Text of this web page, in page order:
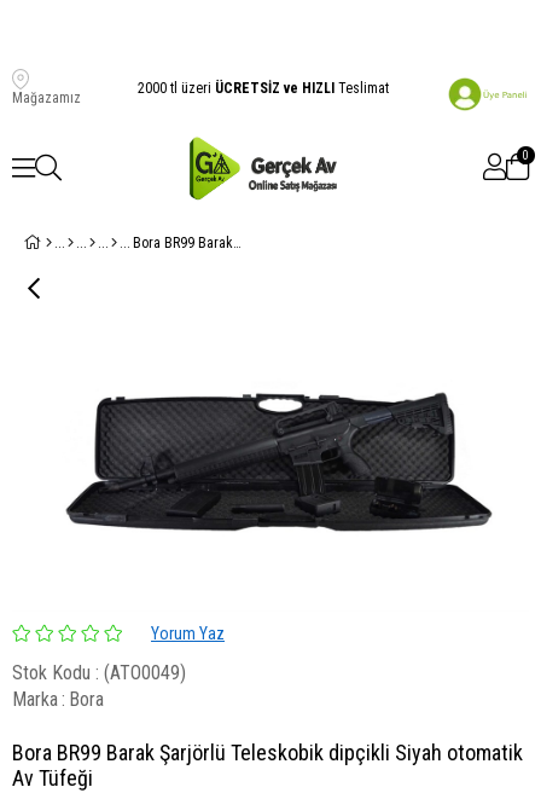
Mağazamız
2000 tl üzeri ÜCRETSİZ ve HIZLI Teslimat
0
Bora BR99 Barak Şarjörlü Teleskobik dipçikli Siyah otomatik Av Tüfeği
Yorum Yaz
Stok Kodu
(ATO0049)
Marka: Bora
Bora BR99 Barak Şarjörlü Teleskobik dipçikli Siyah otomatik
Av Tüfeği